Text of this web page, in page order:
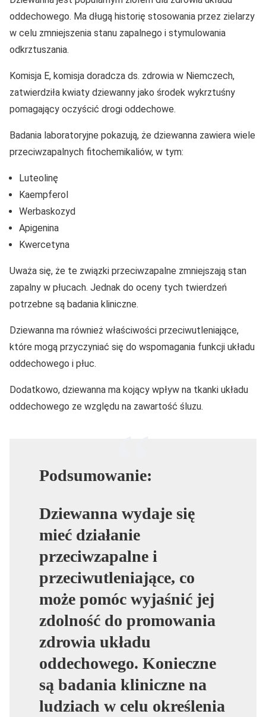
oddechowego. Ma długą historię stosowania przez zielarzy
w celu zmniejszenia stanu zapalnego i stymulowania
odkrztuszania.
Komisja E, komisja doradcza ds. zdrowia w Niemczech,
zatwierdziła kwiaty dziewanny jako środek wykrztuśny
pomagający oczyścić drogi oddechowe.
Badania laboratoryjne pokazują, że dziewanna zawiera wiele
przeciwzapalnych fitochemikaliów, w tym:
Luteolinę
Kaempferol
Werbaskozyd
Apigenina
Kwercetyna
Uważa się, że te związki przeciwzapalne zmniejszają stan
zapalny w płucach. Jednak do oceny tych twierdzeń
potrzebne są badania kliniczne.
Dziewanna ma również właściwości przeciwutleniające,
które mogą przyczyniać się do wspomagania funkcji układu
oddechowego i płuc.
Dodatkowo, dziewanna ma kojący wpływ na tkanki układu
oddechowego ze względu na zawartość śluzu.
Podsumowanie:
Dziewanna wydaje się
mieć działanie
przeciwzapalne i
przeciwutleniające, co
może pomóc wyjaśnić jej
zdolność do promowania
zdrowia układu
oddechowego. Konieczne
są badania kliniczne na
ludziach w celu określenia